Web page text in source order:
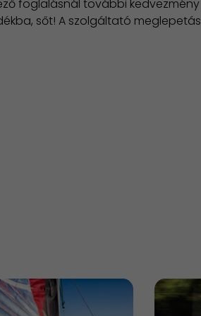
foglalásnál további kedvezmény
sőt! A szolgáltató meglepetás